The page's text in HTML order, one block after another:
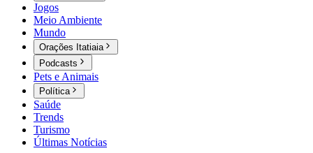
Jogos
Meio Ambiente
Mundo
Orações Itatiaia
Podcasts
Pets e Animais
Política
Saúde
Trends
Turismo
Últimas Notícias